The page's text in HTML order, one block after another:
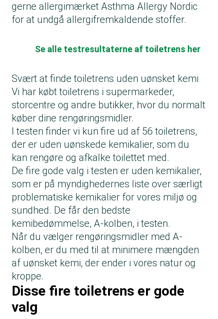
gerne allergimærket Asthma Allergy Nordic
for at undgå allergifremkaldende stoffer.
Se alle testresultaterne af toiletrens her
Svært at finde toiletrens uden uønsket kemi
Vi har købt toiletrens i supermarkeder,
storcentre og andre butikker, hvor du normalt
køber dine rengøringsmidler.
I testen finder vi kun fire ud af 56 toiletrens,
der er uden uønskede kemikalier, som du
kan rengøre og afkalke toilettet med.
De fire gode valg i testen er uden kemikalier,
som er på myndighedernes liste over særligt
problematiske kemikalier for vores miljø og
sundhed. De får den bedste
kemibedømmelse, A-kolben, i testen.
Når du vælger rengøringsmidler med A-
kolben, er du med til at minimere mængden
af uønsket kemi, der ender i vores natur og
kroppe.
Disse fire toiletrens er gode
valg